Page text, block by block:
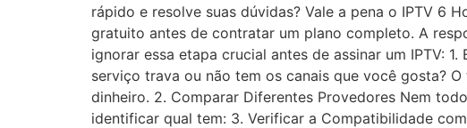
rápido e resolve suas dúvidas? Vale a pena o IPTV 6
gratuito antes de contratar um plano completo. A
ignorar essa etapa crucial antes de assinar um IPTV:
serviço trava ou não tem os canais que você gosta?
dinheiro. 2. Comparar Diferentes Provedores Nem
identificar qual tem: 3. Verificar a Compatibilidade